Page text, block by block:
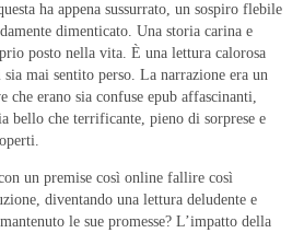
ha appena sussurrato, un sospiro flebile
dimenticato. Una storia carina e
posto nella vita. È una lettura calorosa
mai sentito perso. La narrazione era un
che erano sia confuse epub affascinanti,
bello che terrificante, pieno di sorprese e
un premise così online fallire così
diventando una lettura deludente e
le sue promesse? L’impatto della